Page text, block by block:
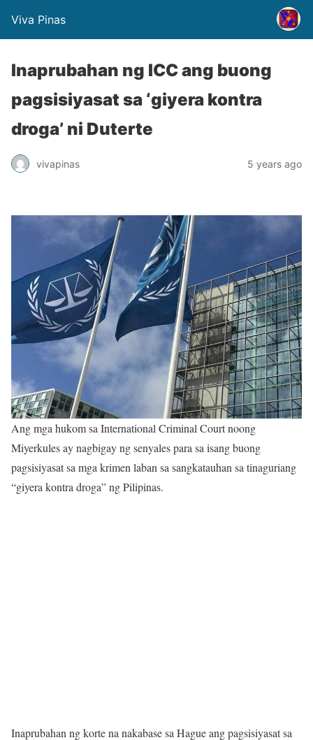
Viva Pinas
Inaprubahan ng ICC ang buong
pagsisiyasat sa ‘giyera kontra
droga’ ni Duterte
vivapinas 5 years ago
Ang mga hukom sa International Criminal Court noong
Miyerkules ay nagbigay ng senyales para sa isang buong
pagsisiyasat sa mga krimen laban sa sangkatauhan sa tinaguriang
“giyera kontra droga” ng Pilipinas.
Inaprubahan ng korte na nakabase sa Hague ang pagsisiyasat sa